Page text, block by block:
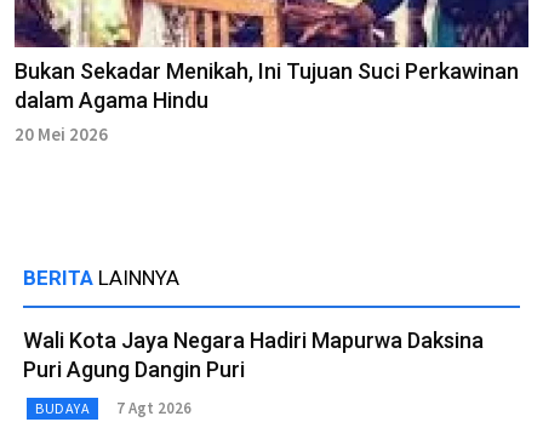
Bukan Sekadar Menikah, Ini Tujuan Suci Perkawinan
dalam Agama Hindu
20 Mei 2026
BERITA LAINNYA
Wali Kota Jaya Negara Hadiri Mapurwa Daksina
Puri Agung Dangin Puri
BUDAYA 7 Agt 2026